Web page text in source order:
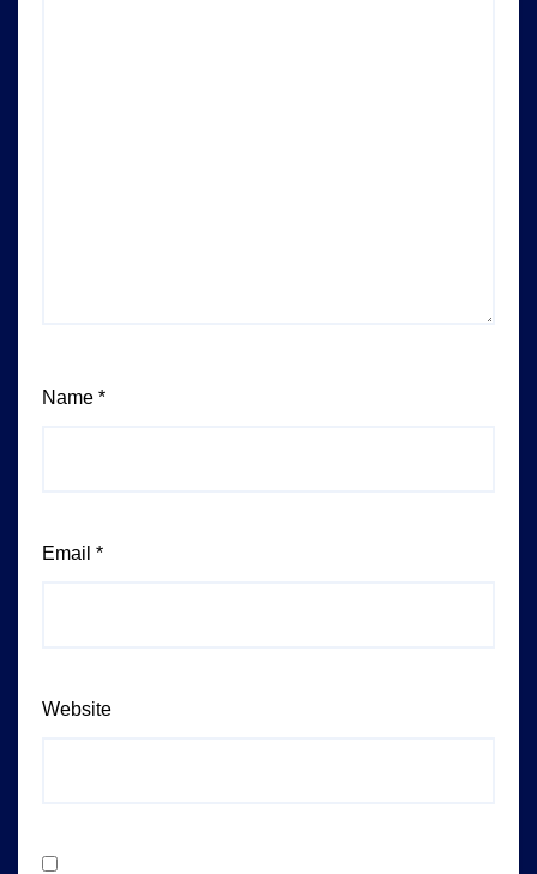
Name *
Email *
Website